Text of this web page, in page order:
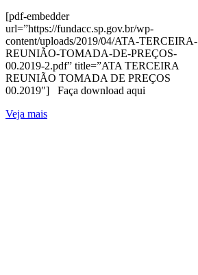
[pdf-embedder
url=”https://fundacc.sp.gov.br/wp-
content/uploads/2019/04/ATA-TERCEIRA-
REUNIÃO-TOMADA-DE-PREÇOS-
00.2019-2.pdf” title=”ATA TERCEIRA
REUNIÃO TOMADA DE PREÇOS
00.2019″] Faça download aqui
Veja mais